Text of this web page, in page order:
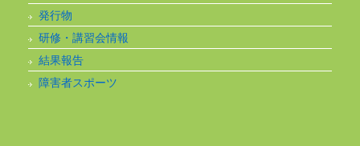
発行物
研修・講習会情報
結果報告
障害者スポーツ